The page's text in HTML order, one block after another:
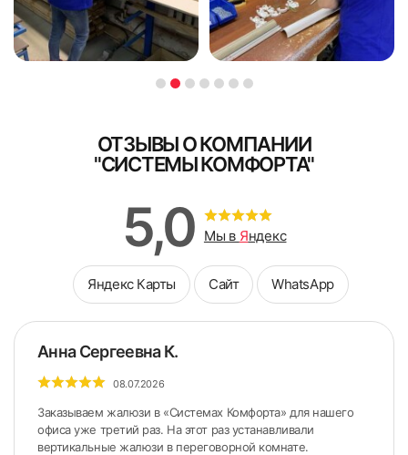
57 58
60
61 62
ОТЗЫВЫ О КОМПАНИИ
"СИСТЕМЫ КОМФОРТА"
5,0 Мы в Яндекс
Яндекс Карты Сайт WhatsApp
Анна Сергеевна К.
08.07.2026
Заказываем жалюзи в «Системах Комфорта» для нашего
офиса уже третий раз. На этот раз устанавливали
вертикальные жалюзи в переговорной комнате.